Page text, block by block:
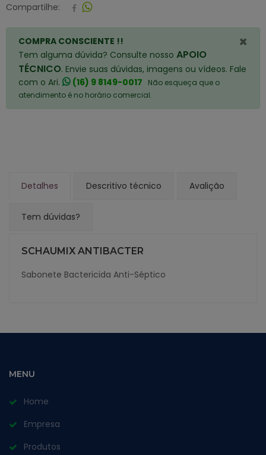
Compartilhe:
×
COMPRA CONSCIENTE !!
Tem alguma dúvida? Consulte nosso APOIO
TÉCNICO. Envie suas dúvidas, imagens ou vídeos. Fale
com o Ari.
(16) 9 8149-0017
Não esqueça que o
atendimento é no horário comercial.
Detalhes Descritivo técnico Avalição
Tem dúvidas?
SCHAUMIX ANTIBACTER
Sabonete Bactericida Anti-Séptico
MENU
Home
Empresa
Produtos